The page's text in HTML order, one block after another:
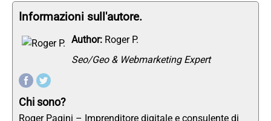
Informazioni sull'autore.
Author: Roger P.
Seo/Geo & Webmarketing Expert
Chi sono?
Roger Pagini – Imprenditore digitale e consulente di